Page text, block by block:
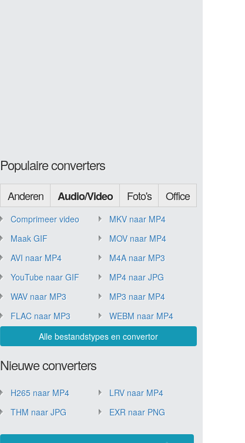
Populaire converters
Anderen Audio/Video Foto's Office
Comprimeer video
MKV naar MP4
Maak GIF
MOV naar MP4
AVI naar MP4
M4A naar MP3
YouTube naar GIF
MP4 naar JPG
WAV naar MP3
MP3 naar MP4
FLAC naar MP3
WEBM naar MP4
Alle bestandstypes en convertor
Nieuwe converters
H265 naar MP4
LRV naar MP4
THM naar JPG
EXR naar PNG